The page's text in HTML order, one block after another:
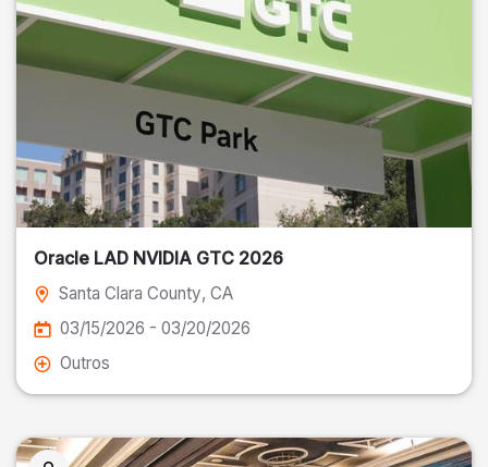
Oracle LAD NVIDIA GTC 2026
Santa Clara County, CA
03/15/2026 - 03/20/2026
Outros